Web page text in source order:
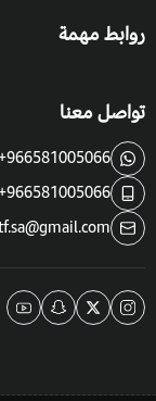
روابط مهمة
تواصل معنا
+966581005066
+966581005066